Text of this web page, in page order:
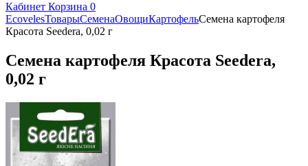
Кабинет Корзина 0
EcovelesТоварыСеменаОвощиКартофельСемена картофеля
Красота Seedera, 0,02 г
Семена картофеля Красота Seedera,
0,02 г